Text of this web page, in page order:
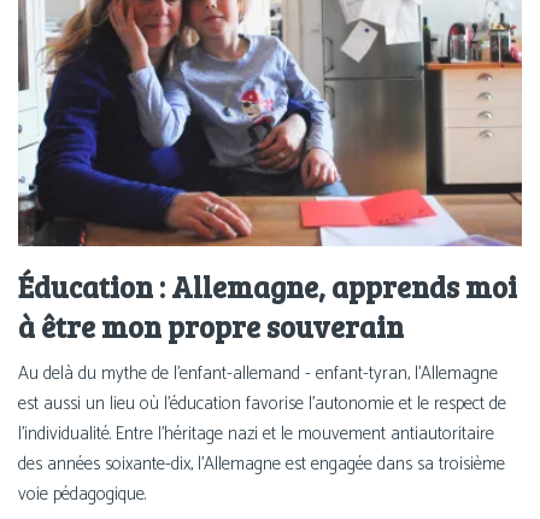
Éducation : Allemagne, apprends moi
à être mon propre souverain
Au delà du mythe de l’enfant-allemand - enfant-tyran, l’Allemagne
est aussi un lieu où l’éducation favorise l’autonomie et le respect de
l’individualité. Entre l’héritage nazi et le mouvement antiautoritaire
des années soixante-dix, l’Allemagne est engagée dans sa troisième
voie pédagogique.